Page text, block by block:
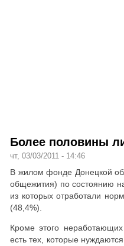
Более половины
чт, 03/03/2011 - 14:46
В жилом фонде Донецкой
общежития) по состоянию
из которых отработали
(48,4%).
Кроме этого
есть тех, которые